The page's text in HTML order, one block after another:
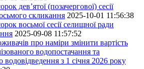
дев’ятої (позачергової) сесії
скликання 2025-10-01 11:56:38
восьмої сесії селищної ради
2025-09-08 11:57:52
про наміри змінити вартість
водопостачання та
водовідведення з 1 січня 2026 року